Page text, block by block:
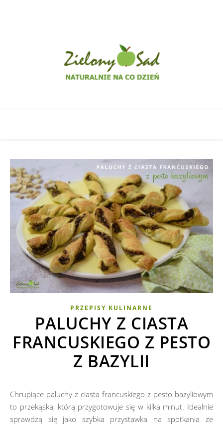
PRZEPISY KULINARNE
PALUCHY Z CIASTA
FRANCUSKIEGO Z PESTO
Z BAZYLII
Chrupiące paluchy z ciasta francuskiego z pesto bazyliowym
to przekąska, którą przygotowuje się w kilka minut. Idealnie
sprawdzą się jako szybka przystawka na spotkania ze